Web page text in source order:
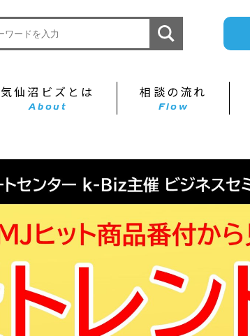
気仙沼ビズとは
About
相談の流れ
Flow